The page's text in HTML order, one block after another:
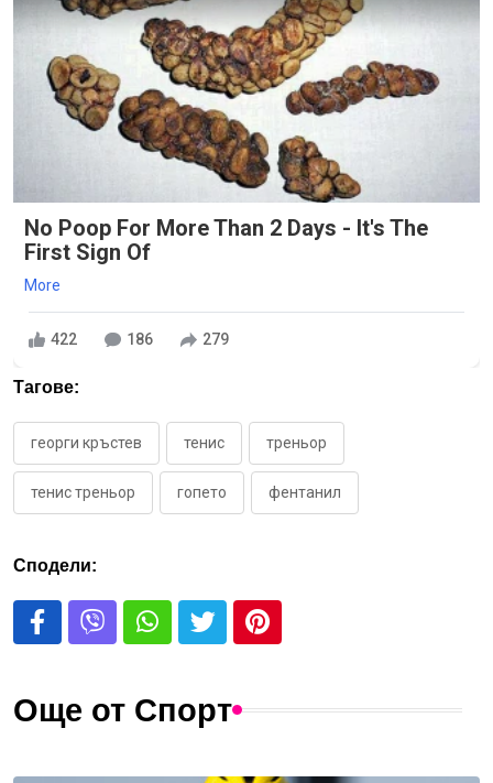
No Poop For More Than 2 Days - It's The
First Sign Of
More
422 186 279
Тагове:
георги кръстев тенис треньор
тенис треньор гопето фентанил
Сподели:
Още от Спорт